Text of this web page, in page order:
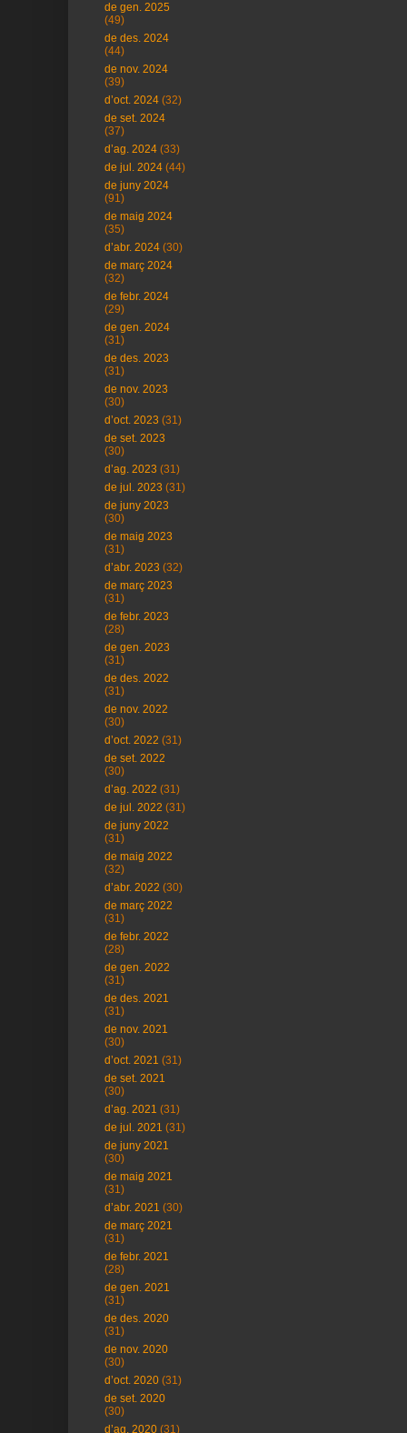
de gen. 2025
(49)
de des. 2024
(44)
de nov. 2024
(39)
d’oct. 2024 (32)
de set. 2024
(37)
d’ag. 2024 (33)
de jul. 2024 (44)
de juny 2024
(91)
de maig 2024
(35)
d’abr. 2024 (30)
de març 2024
(32)
de febr. 2024
(29)
de gen. 2024
(31)
de des. 2023
(31)
de nov. 2023
(30)
d’oct. 2023 (31)
de set. 2023
(30)
d’ag. 2023 (31)
de jul. 2023 (31)
de juny 2023
(30)
de maig 2023
(31)
d’abr. 2023 (32)
de març 2023
(31)
de febr. 2023
(28)
de gen. 2023
(31)
de des. 2022
(31)
de nov. 2022
(30)
d’oct. 2022 (31)
de set. 2022
(30)
d’ag. 2022 (31)
de jul. 2022 (31)
de juny 2022
(31)
de maig 2022
(32)
d’abr. 2022 (30)
de març 2022
(31)
de febr. 2022
(28)
de gen. 2022
(31)
de des. 2021
(31)
de nov. 2021
(30)
d’oct. 2021 (31)
de set. 2021
(30)
d’ag. 2021 (31)
de jul. 2021 (31)
de juny 2021
(30)
de maig 2021
(31)
d’abr. 2021 (30)
de març 2021
(31)
de febr. 2021
(28)
de gen. 2021
(31)
de des. 2020
(31)
de nov. 2020
(30)
d’oct. 2020 (31)
de set. 2020
(30)
d’ag. 2020 (31)